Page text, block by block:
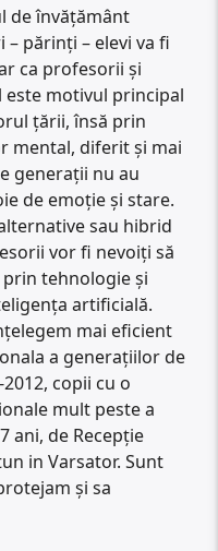
de învățământ
părinți – elevi va fi
ca profesorii și
este motivul principal
țării, însă prin
mental, diferit și mai
generații nu au
de emoție și stare.
sau hibrid
vor fi nevoiți să
tehnologie și
artificială.
mai eficient
a generațiilor de
copii cu o
mult peste a
ani, de Recepție
in Varsator. Sunt
și sa